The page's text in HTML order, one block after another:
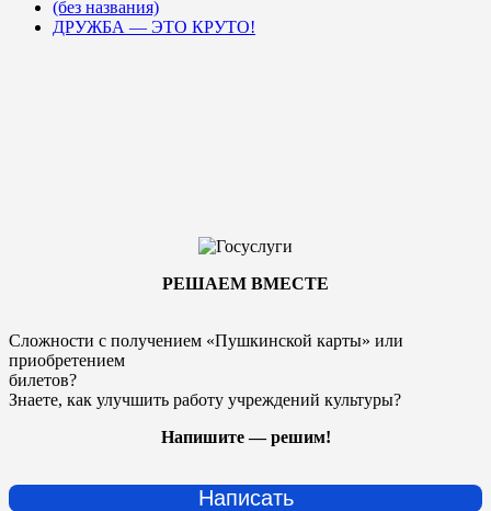
(без названия)
ДРУЖБА — ЭТО КРУТО!
РЕШАЕМ ВМЕСТЕ
Сложности с получением «Пушкинской карты» или
приобретением
билетов?
Знаете, как улучшить работу учреждений культуры?
Напишите — решим!
Написать